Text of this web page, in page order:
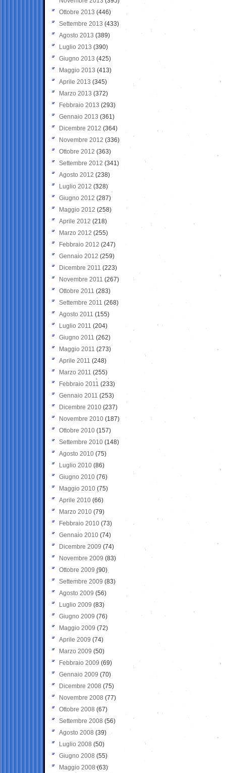
Ottobre 2013 (446)
Settembre 2013 (433)
Agosto 2013 (389)
Luglio 2013 (390)
Giugno 2013 (425)
Maggio 2013 (413)
Aprile 2013 (345)
Marzo 2013 (372)
Febbraio 2013 (293)
Gennaio 2013 (361)
Dicembre 2012 (364)
Novembre 2012 (336)
Ottobre 2012 (363)
Settembre 2012 (341)
Agosto 2012 (238)
Luglio 2012 (328)
Giugno 2012 (287)
Maggio 2012 (258)
Aprile 2012 (218)
Marzo 2012 (255)
Febbraio 2012 (247)
Gennaio 2012 (259)
Dicembre 2011 (223)
Novembre 2011 (267)
Ottobre 2011 (283)
Settembre 2011 (268)
Agosto 2011 (155)
Luglio 2011 (204)
Giugno 2011 (262)
Maggio 2011 (273)
Aprile 2011 (248)
Marzo 2011 (255)
Febbraio 2011 (233)
Gennaio 2011 (253)
Dicembre 2010 (237)
Novembre 2010 (187)
Ottobre 2010 (157)
Settembre 2010 (148)
Agosto 2010 (75)
Luglio 2010 (86)
Giugno 2010 (76)
Maggio 2010 (75)
Aprile 2010 (66)
Marzo 2010 (79)
Febbraio 2010 (73)
Gennaio 2010 (74)
Dicembre 2009 (74)
Novembre 2009 (83)
Ottobre 2009 (90)
Settembre 2009 (83)
Agosto 2009 (56)
Luglio 2009 (83)
Giugno 2009 (76)
Maggio 2009 (72)
Aprile 2009 (74)
Marzo 2009 (50)
Febbraio 2009 (69)
Gennaio 2009 (70)
Dicembre 2008 (75)
Novembre 2008 (77)
Ottobre 2008 (67)
Settembre 2008 (56)
Agosto 2008 (39)
Luglio 2008 (50)
Giugno 2008 (55)
Maggio 2008(63)